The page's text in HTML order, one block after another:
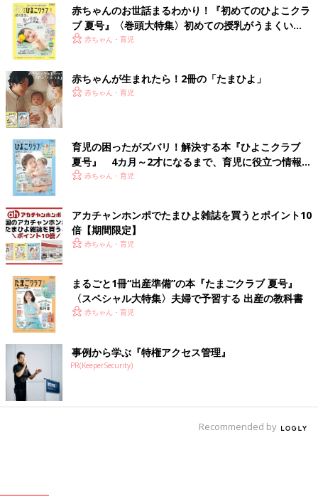
赤ちゃんのお世話まるわかり！『初めてのひよこクラ
ブ 夏号』〈巻頭大特集〉初めての授乳がうまくい
く！ おっぱい・ミルクの基本と夏のトラブル 解決テ
赤ちゃん・育児
赤ちゃんが生まれたら！2冊の「たまひよ」
赤ちゃん・育児
育児の困ったがズバリ！解決する本『ひよこクラブ
夏号』 4カ月～2才になるまで、育児に役立つ情報が
いっぱい！
赤ちゃん・育児
アカチャンホンポでたまひよ雑誌を買うとポイント10
倍【期間限定】
赤ちゃん・育児
まるごと1冊“出産準備”の本『たまごクラブ 夏号』
〈スペシャル大特集〉夫婦で予習する 出産の教科書
赤ちゃん・育児
事例から学ぶ『特権アクセス管理』
PR(KeeperSecurity)
Recommended by